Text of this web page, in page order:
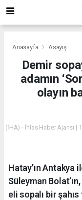
Anasayfa Asayiş
Demir
adamın
olayın
(İHA) - İhlas Haber Ajansı |
Hatay’ın Antakya
Süleyman
eli sopalı bir